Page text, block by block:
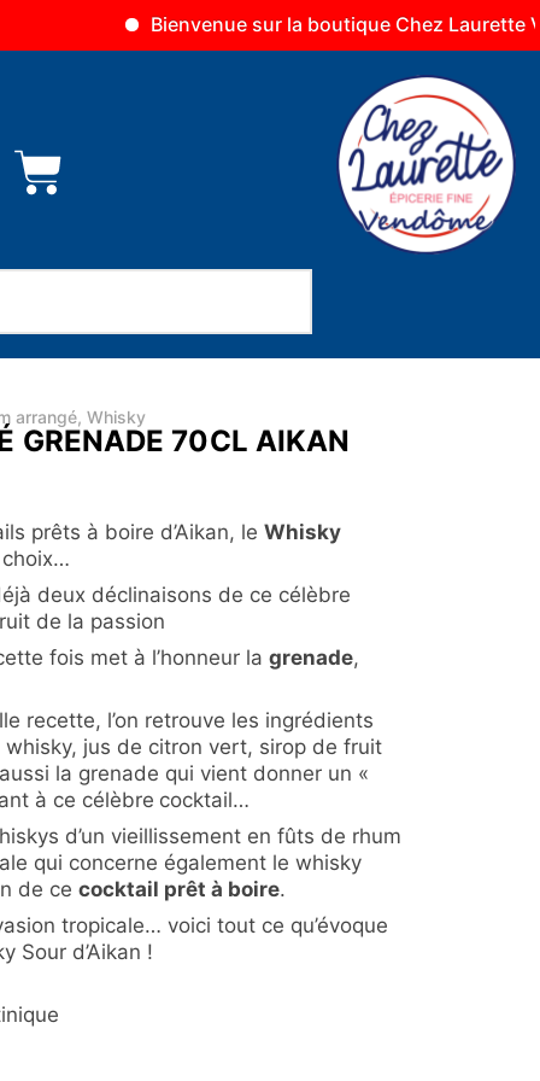
Bienvenue sur la boutique Chez Laurette Vendôme
arrangé, Whisky
GRENADE 70CL AIKAN
prêts à boire d’Aikan, le Whisky
deux déclinaisons de ce célèbre
de la passion
fois met à l’honneur la grenade,
recette, l’on retrouve les ingrédients
jus de citron vert, sirop de fruit
la grenade qui vient donner un «
à ce célèbre cocktail…
d’un vieillissement en fûts de rhum
qui concerne également le whisky
de ce cocktail prêt à boire.
tropicale… voici tout ce qu’évoque
Sour d’Aikan !